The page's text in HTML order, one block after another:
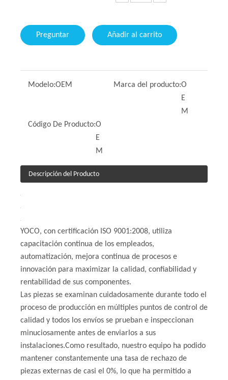
Preguntar Añadir al carrito
Modelo:OEM Marca del producto:O
E
M
Código De Producto:O
E
M
Descripción del Producto
YOCO, con certificación ISO 9001:2008, utiliza
capacitación continua de los empleados,
automatización, mejora continua de procesos e
innovación para maximizar la calidad, confiabilidad y
rentabilidad de sus componentes.
Las piezas se examinan cuidadosamente durante todo el
proceso de producción en múltiples puntos de control de
calidad y todos los envíos se prueban e inspeccionan
minuciosamente antes de enviarlos a sus
instalaciones.Como resultado, nuestro equipo ha podido
mantener constantemente una tasa de rechazo de
piezas externas de casi el 0%, lo que ha permitido a